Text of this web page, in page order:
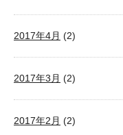
2017年4月 (2)
2017年3月 (2)
2017年2月 (2)